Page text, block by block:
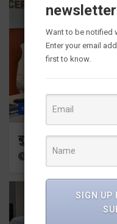
राज्य देहरादून
बुजुर्ग-दिव्यांगों के घर
12 hours ago
newsletter
Want to be notified
Enter your email
first to know.
SIGN UP